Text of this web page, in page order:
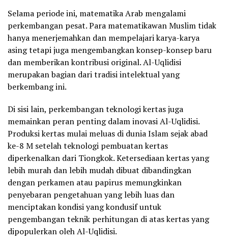
Selama periode ini, matematika Arab mengalami
perkembangan pesat. Para matematikawan Muslim tidak
hanya menerjemahkan dan mempelajari karya-karya
asing tetapi juga mengembangkan konsep-konsep baru
dan memberikan kontribusi original. Al-Uqlidisi
merupakan bagian dari tradisi intelektual yang
berkembang ini.
Di sisi lain, perkembangan teknologi kertas juga
memainkan peran penting dalam inovasi Al-Uqlidisi.
Produksi kertas mulai meluas di dunia Islam sejak abad
ke-8 M setelah teknologi pembuatan kertas
diperkenalkan dari Tiongkok. Ketersediaan kertas yang
lebih murah dan lebih mudah dibuat dibandingkan
dengan perkamen atau papirus memungkinkan
penyebaran pengetahuan yang lebih luas dan
menciptakan kondisi yang kondusif untuk
pengembangan teknik perhitungan di atas kertas yang
dipopulerkan oleh Al-Uqlidisi.